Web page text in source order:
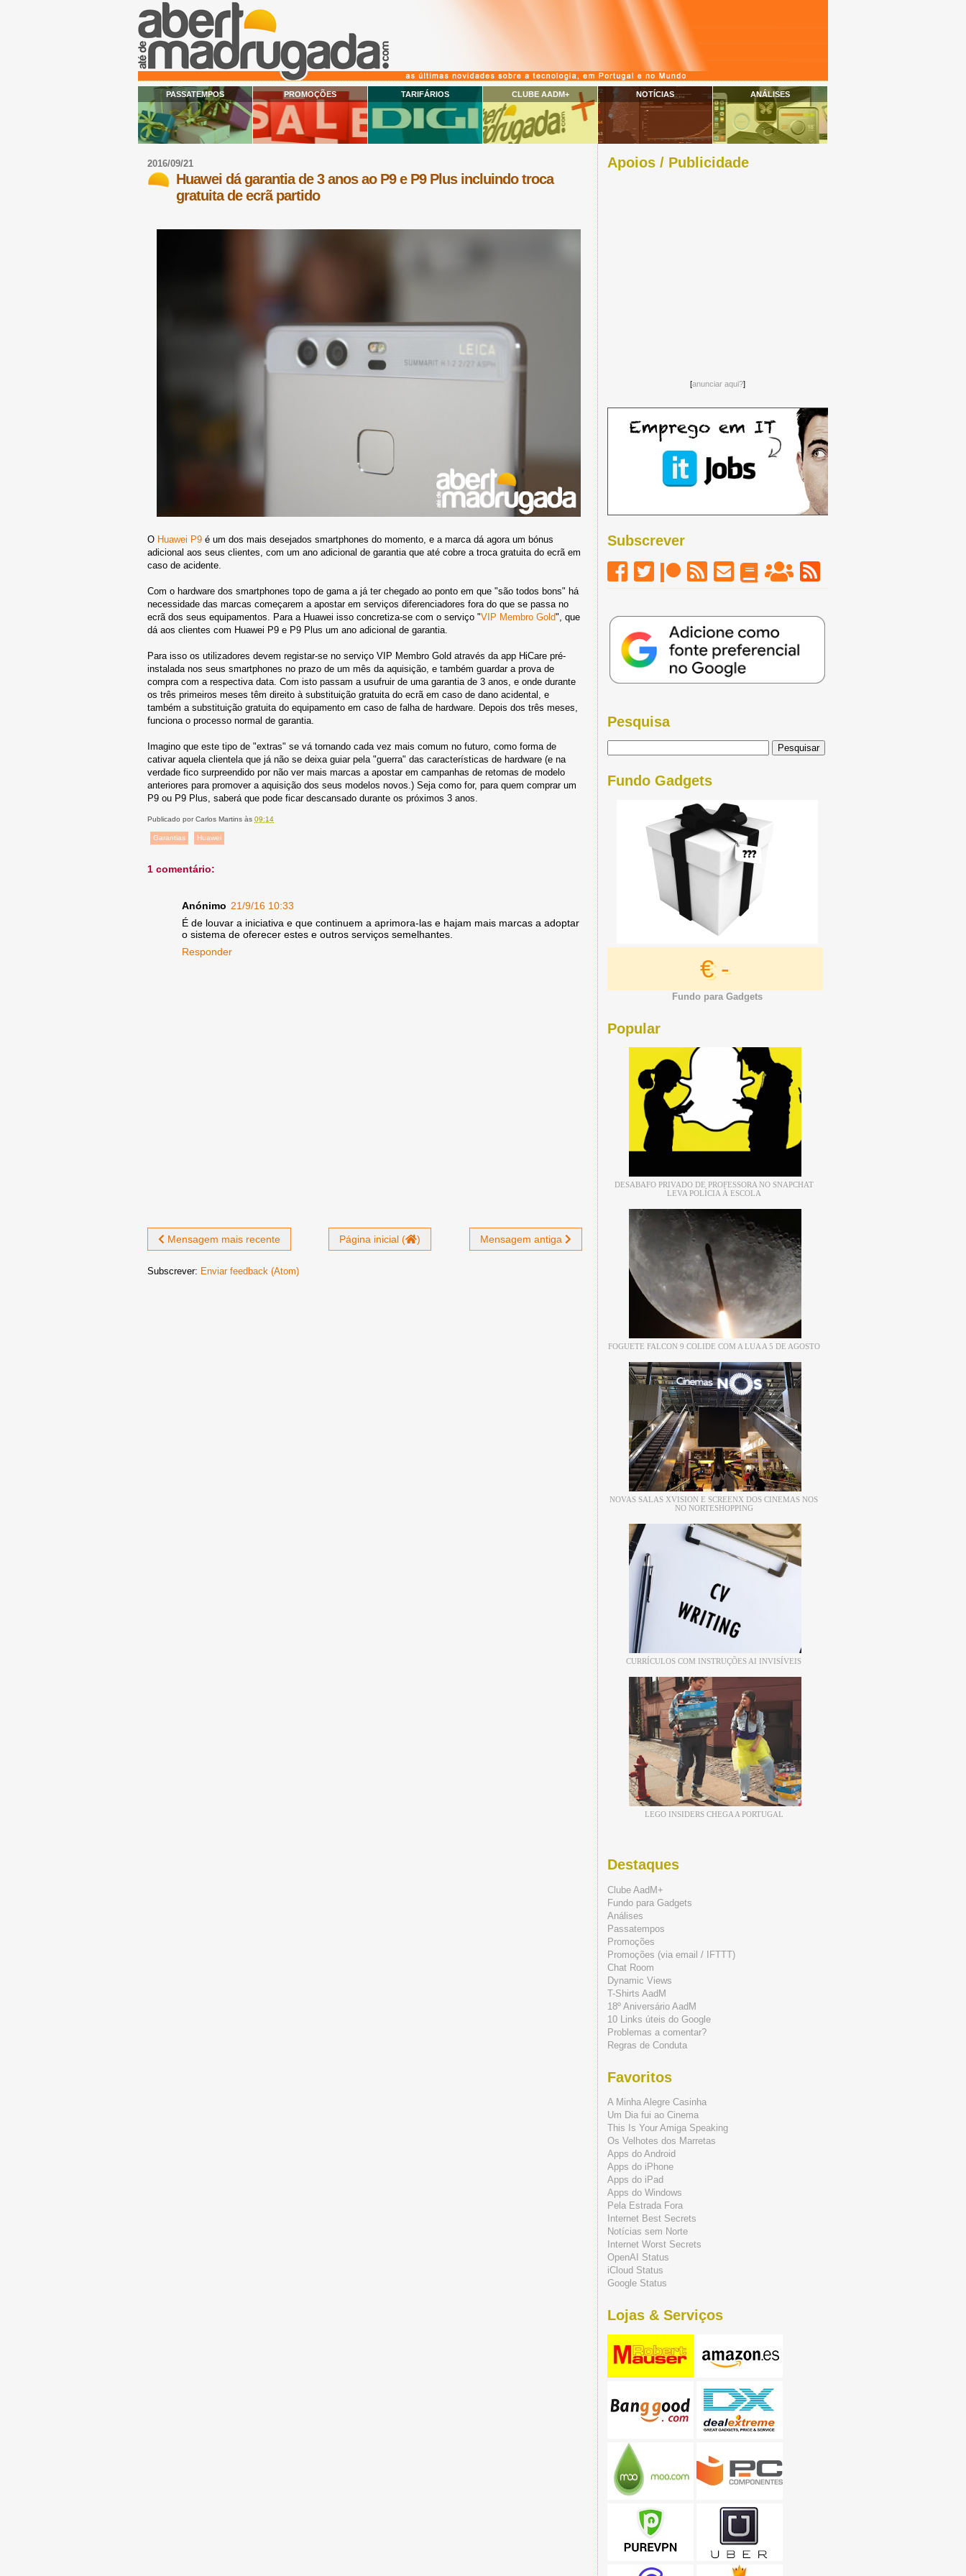
PASSATEMPOS PROMOÇÕES TARIFÁRIOS CLUBE AADM+ NOTÍCIAS ANÁLISES
2016/09/21
Huawei dá garantia de 3 anos ao P9 e P9 Plus incluindo troca
gratuita de ecrã partido
O Huawei P9 é um dos mais desejados smartphones do momento, e a marca dá agora um bónus
adicional aos seus clientes, com um ano adicional de garantia que até cobre a troca gratuita do ecrã em
caso de acidente.
Com o hardware dos smartphones topo de gama a já ter chegado ao ponto em que "são todos bons" há
necessidade das marcas começarem a apostar em serviços diferenciadores fora do que se passa no
ecrã dos seus equipamentos. Para a Huawei isso concretiza-se com o serviço "VIP Membro Gold", que
dá aos clientes com Huawei P9 e P9 Plus um ano adicional de garantia.
Para isso os utilizadores devem registar-se no serviço VIP Membro Gold através da app HiCare pré-
instalada nos seus smartphones no prazo de um mês da aquisição, e também guardar a prova de
compra com a respectiva data. Com isto passam a usufruir de uma garantia de 3 anos, e onde durante
os três primeiros meses têm direito à substituição gratuita do ecrã em caso de dano acidental, e
também a substituição gratuita do equipamento em caso de falha de hardware. Depois dos três meses,
funciona o processo normal de garantia.
Imagino que este tipo de "extras" se vá tornando cada vez mais comum no futuro, como forma de
cativar aquela clientela que já não se deixa guiar pela "guerra" das características de hardware (e na
verdade fico surpreendido por não ver mais marcas a apostar em campanhas de retomas de modelo
anteriores para promover a aquisição dos seus modelos novos.) Seja como for, para quem comprar um
P9 ou P9 Plus, saberá que pode ficar descansado durante os próximos 3 anos.
Publicado porCarlos Martins às 09:14
Garantias Huawei
1 comentário:
Anónimo 21/9/16 10:33
É de louvar a iniciativa e que continuem a aprimora-las e hajam mais marcas a adoptar
o sistema de oferecer estes e outros serviços semelhantes.
Responder
Mensagem mais recente Mensagem antiga
Página inicial ( )
Subscrever: Enviar feedback (Atom)
Apoios / Publicidade
[anunciar aqui?]
Subscrever
Pesquisa
Fundo Gadgets
€ -
Fundo para Gadgets
Popular
DESABAFO PRIVADO DE PROFESSORA NO SNAPCHAT
LEVA POLÍCIA À ESCOLA
FOGUETE FALCON 9 COLIDE COM A LUA A 5 DE AGOSTO
NOVAS SALAS XVISION E SCREENX DOS CINEMAS NOS
NO NORTESHOPPING
CURRÍCULOS COM INSTRUÇÕES AI INVISÍVEIS
LEGO INSIDERS CHEGA A PORTUGAL
Destaques
Clube AadM+
Fundo para Gadgets
Análises
Passatempos
Promoções
Promoções (via email / IFTTT)
Chat Room
Dynamic Views
T-Shirts AadM
18º Aniversário AadM
10 Links úteis do Google
Problemas a comentar?
Regras de Conduta
Favoritos
A Minha Alegre Casinha
Um Dia fui ao Cinema
This Is Your Amiga Speaking
Os Velhotes dos Marretas
Apps do Android
Apps do iPhone
Apps do iPad
Apps do Windows
Pela Estrada Fora
Internet Best Secrets
Notícias sem Norte
Internet Worst Secrets
OpenAI Status
iCloud Status
Google Status
Lojas & Serviços